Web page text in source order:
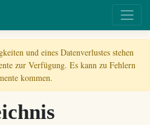
und eines Datenverlustes stehen
zur Verfügung. Es kann zu Fehlern
kommen.